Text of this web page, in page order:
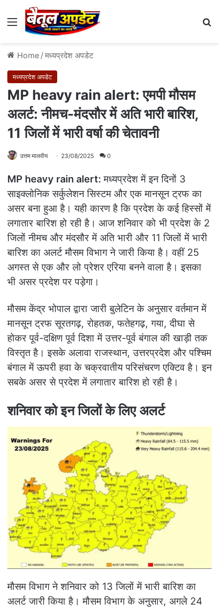
Menu
Home / मध्यप्रदेश अपडेट
मध्यप्रदेश अपडेट
MP heavy rain alert: एमपी मौसम
अलर्ट: नीमच-मंदसौर में अति भारी बारिश,
11 जिलों में भारी वर्षा की चेतावनी
उत्तम मालवीय 23/08/2025 0
MP heavy rain alert:मध्यप्रदेश में इन दिनों 3
साइक्लोनिक सर्कुलेशन सिस्टम और एक मानसून ट्रफ का
असर बना हुआ है। यही कारण है कि प्रदेश के कई हिस्सों में
लगातार बारिश हो रही है। आज शनिवार को भी प्रदेश के 2
जिलों नीमच और मंदसौर में अति भारी और 11 जिलों में भारी
बारिश का अलर्ट मौसम विभाग ने जारी किया है। वहीं 25
अगस्त से एक और लो प्रेशर एरिया बनने वाला है। इसका
भी असर प्रदेश पर पड़ेगा।
मौसम केंद्र भोपाल द्वारा जारी बुलेटिन के अनुसार वर्तमान में
मानसून ट्रफ सूरतगढ़, रोहतक, फतेहगढ़, गया, दीघा से
होकर पूर्व-दक्षिण पूर्व दिशा में उत्तर-पूर्व बंगाल की खाड़ी तक
विस्तृत है। इसके अलावा राजस्थान, उत्तरप्रदेश और पश्चिम
बंगाल में ऊपरी हवा के चक्रवातीय परिसंचरण एक्टिव है। इन
सबके असर से प्रदेश में लगातार बारिश हो रही है।
शनिवार को इन जिलों के लिए अलर्ट
मौसम विभाग ने शनिवार को 13 जिलों में भारी बारिश का
अलर्ट जारी किया है। मौसम विभाग के अनुसार, अगले 24